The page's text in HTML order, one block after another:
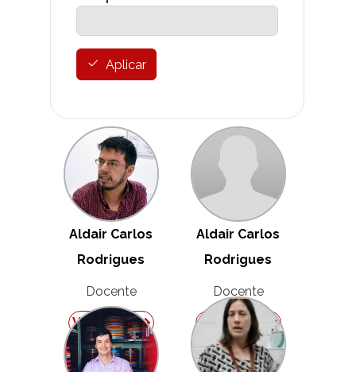
Aplicar
Aldair Carlos
Rodrigues
Docente
Ver Perfil
Aldair Carlos
Rodrigues
Docente
Ver Perfil